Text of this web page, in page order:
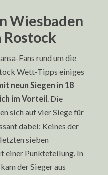
Wiesbaden
Rostock
Fans rund um die
Wett-Tipps einiges
neun Siegen in 18
im Vorteil . Die
sich auf vier Siege für
dabei: Keines der
sieben
einer Punkteteilung. In
der Sieger aus